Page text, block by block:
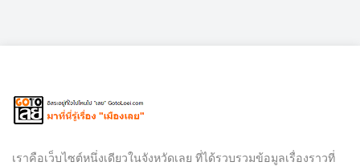
เราคือเว็บไซต์หนึ่งเดียวในจังหวัดเลย ที่ได้รวบรวมข้อมูลเรื่องราวที่